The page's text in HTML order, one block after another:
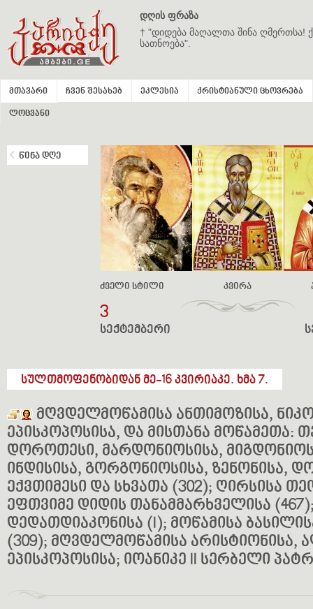
დღის ფრაზა
† "დიდება მაღალთა შინა ღმერთსა!
სათნოება".
მთავარი ჩვენ შესახებ ეკლესია ქრისტიანული ცხოვრება
ლოცვანი
წინა დღე
ძველი სტილი
3
სექტემბერი
კვირა
სულთმოფენობიდან მე-16 კვირიაკე. ხმა 7.
მღვდელმოწამისა ანთიმოზისა,
ეპისკოპოსისა, და მისთანა მოწამეთა:
დოროთესი, მარდონიოსისა,
ინდისისა, გორგონიოსისა, ზენონისა,
ექვთიმესი და სხვათა (302); ღირსისა
ეფთვიმე დიდის თანამმარხველისა
დედათდიაკონისა (I); მოწამისა
(309); მღვდელმოწამისა არისტიონისა,
ეპისკოპოსისა; იოანიკე II სერბელი